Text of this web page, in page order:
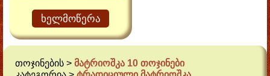
ხელმოწერა
თოჯინების > მატრიოშკა 10 თოჯინები